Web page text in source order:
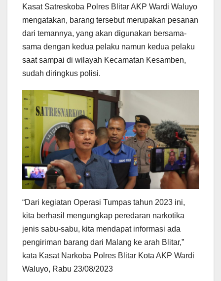
Kasat Satreskoba Polres Blitar AKP Wardi Waluyo
mengatakan, barang tersebut merupakan pesanan
dari temannya, yang akan digunakan bersama-
sama dengan kedua pelaku namun kedua pelaku
saat sampai di wilayah Kecamatan Kesamben,
sudah diringkus polisi.
“Dari kegiatan Operasi Tumpas tahun 2023 ini,
kita berhasil mengungkap peredaran narkotika
jenis sabu-sabu, kita mendapat informasi ada
pengiriman barang dari Malang ke arah Blitar,”
kata Kasat Narkoba Polres Blitar Kota AKP Wardi
Waluyo, Rabu 23/08/2023